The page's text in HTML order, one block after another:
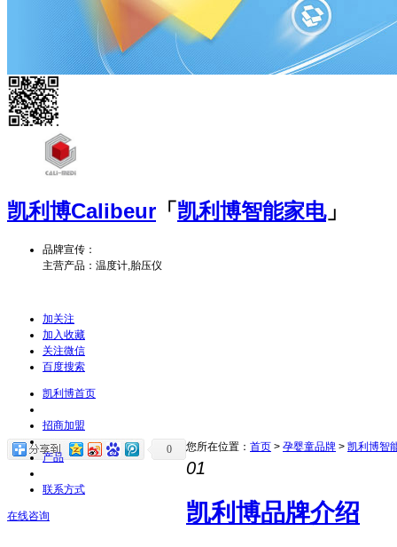
凯利博Calibeur 「凯利博智能家电」
品牌宣传：
主营产品：温度计,胎压仪
加关注
加入收藏
关注微信
百度搜索
凯利博首页
招商加盟
产品
联系方式
在线咨询
0 您所在位置： 首页 > 孕婴童品牌 > 凯利博智
01
凯利博品牌介绍